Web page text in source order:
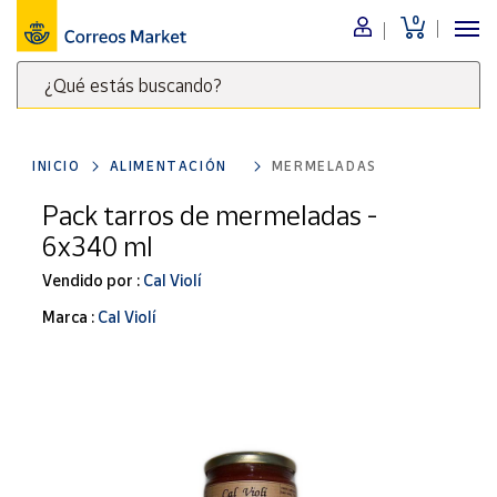
0
¿Qué estás buscando?
clave
para
buscar
productos
Correos
Menú
Nuestro
catálogo
Alimentación
Bebidas
Ocio y cultura
Juguetes y
INICIO ALIMENTACIÓN MERMELADAS
Pack tarros de mermeladas -
6x340 ml
Vendido por : Cal Violí
Marca : Cal Violí